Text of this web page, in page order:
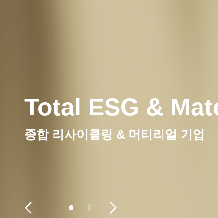
신흥물산 주식회
종합 리사이클링 & 머티리얼 기업